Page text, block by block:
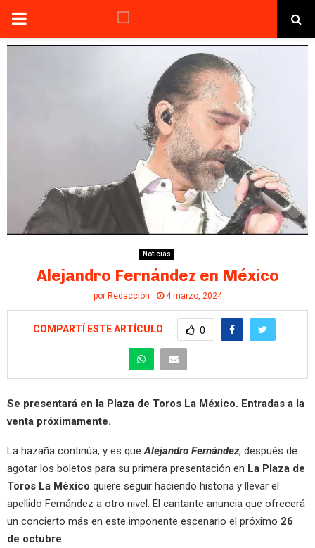
PRIMARY
Noticias
Alejandro Fernández en México
por Redacción 4 marzo, 2024
COMPARTÍ ESTE ARTÍCULO 0
Se presentará en la Plaza de Toros La México. Entradas a la
venta próximamente.
La hazaña continúa, y es queAlejandro Fernández, después de
agotar los boletos para su primera presentación en La Plaza de
Toros La México quiere seguir haciendo historia y llevar el
apellido Fernández a otro nivel. El cantante anuncia que ofrecerá
un concierto más en este imponente escenario el próximo 26
de octubre.